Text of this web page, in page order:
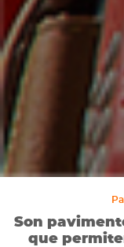
Son
que